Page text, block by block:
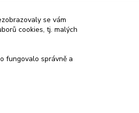
+420 734 258 002
se vám
cookies, tj. malých
fungovalo správně a